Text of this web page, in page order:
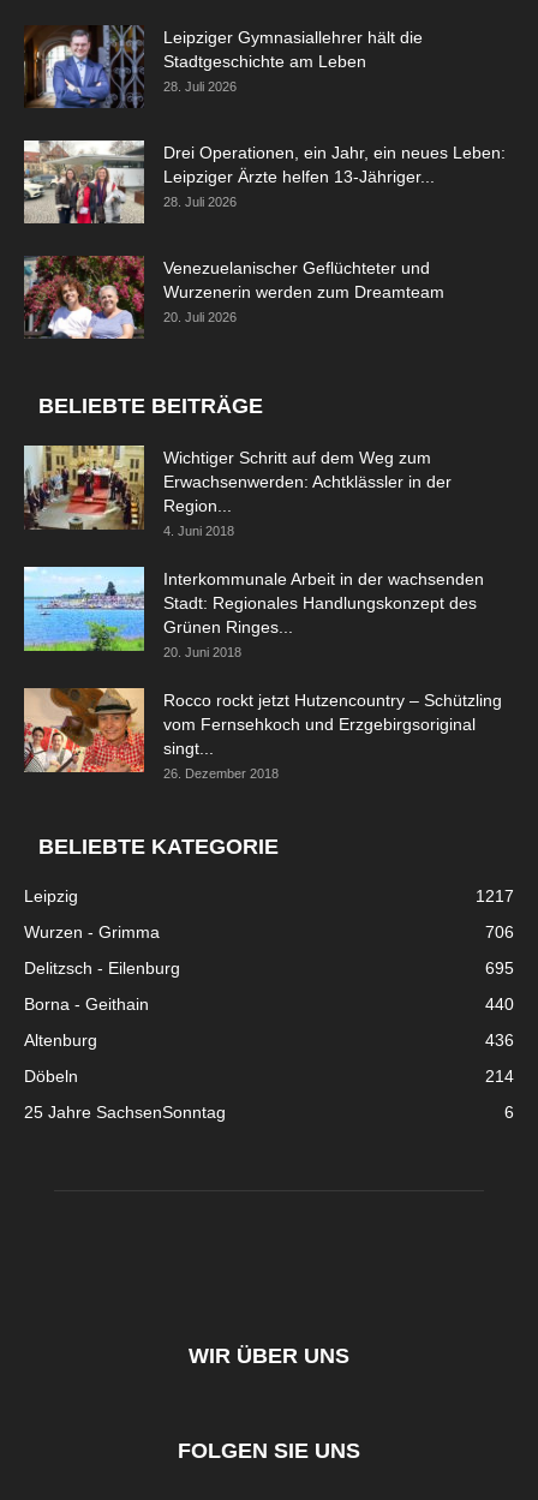
Leipziger Gymnasiallehrer hält die
Stadtgeschichte am Leben
28. Juli 2026
Drei Operationen, ein Jahr, ein neues Leben:
Leipziger Ärzte helfen 13-Jähriger...
28. Juli 2026
Venezuelanischer Geflüchteter und
Wurzenerin werden zum Dreamteam
20. Juli 2026
BELIEBTE BEITRÄGE
Wichtiger Schritt auf dem Weg zum
Erwachsenwerden: Achtklässler in der
Region...
4. Juni 2018
Interkommunale Arbeit in der wachsenden
Stadt: Regionales Handlungskonzept des
Grünen Ringes...
20. Juni 2018
Rocco rockt jetzt Hutzencountry – Schützling
vom Fernsehkoch und Erzgebirgsoriginal
singt...
26. Dezember 2018
BELIEBTE KATEGORIE
Leipzig
1217
Wurzen - Grimma
706
Delitzsch - Eilenburg
695
Borna - Geithain
440
Altenburg
436
Döbeln
214
25 Jahre SachsenSonntag
6
WIR ÜBER UNS
FOLGEN SIE UNS